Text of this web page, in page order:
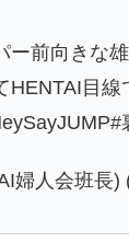
ー前向きな
HENTAI目
婦人会班長)